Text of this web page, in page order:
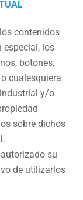
contenidos
especial, los
botones,
cualesquiera
y/o
sobre dichos
su
de utilizarlos